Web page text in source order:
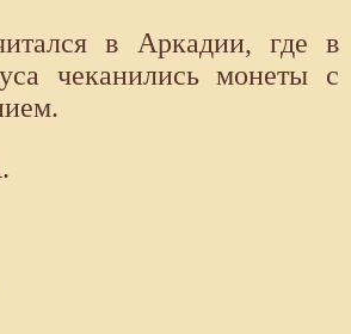
в Аркадии, где в
чеканились монеты с